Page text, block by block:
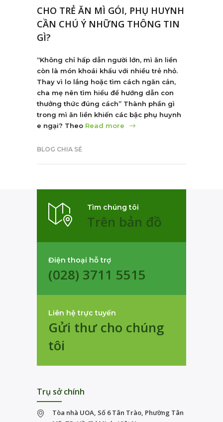
CHO TRẺ ĂN MÌ GÓI, PHỤ HUYNH
CẦN CHÚ Ý NHỮNG THÔNG TIN
GÌ?
“Không chỉ hấp dẫn người lớn, mì ăn liền
còn là món khoái khẩu với nhiều trẻ nhỏ.
Thay vì lo lắng hoặc tìm cách ngăn cản,
cha mẹ nên tìm hiểu để hướng dẫn con
thưởng thức đúng cách” Thành phần gì
trong mì ăn liền khiến các bậc phụ huynh
e ngại? Theo Read more
BLOG CHIA SẺ
Tìm chúng tôi
Trên bản đồ
Điện thoại hỗ trợ
(028) 3711 5515
Liên hệ trực tuyến
Gửi thư cho chúng
tôi
Trụ sở chính
Tòa nhà UOA, Số 6 Tân Trào, Phường Tân